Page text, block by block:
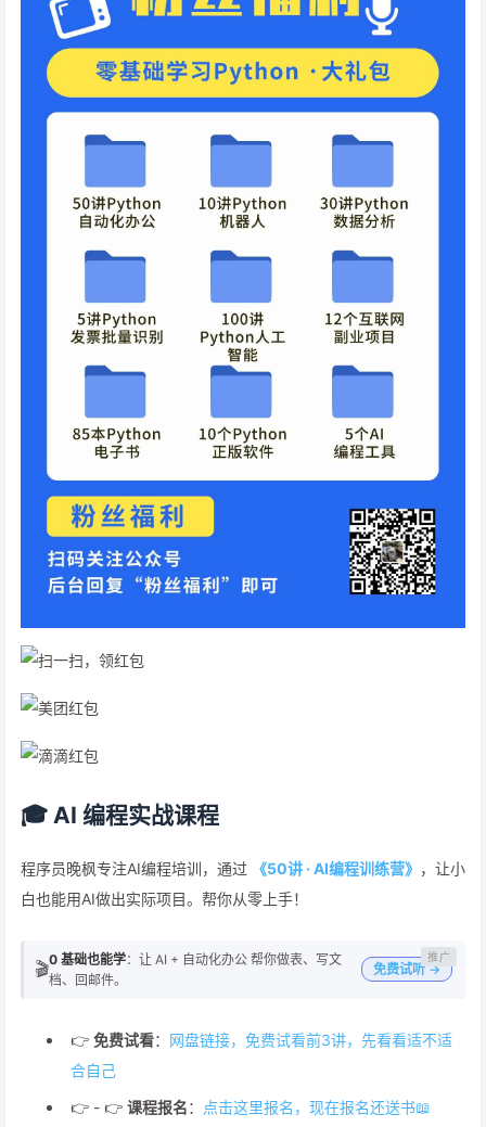
🎓 AI 编程实战课程
程序员晚枫专注AI编程培训，通过 《50讲 · AI编程训练营》 ，让小
白也能用AI做出实际项目。帮你从零上手！
🎬0 基础也能学：让 AI + 自动化办公 帮你做表、写文
档、回邮件。
免费试听 →
👉 免费试看： 网盘链接，免费试看前3讲，先看看适不适
合自己
👉 - 👉 课程报名： 点击这里报名，现在报名还送书📖